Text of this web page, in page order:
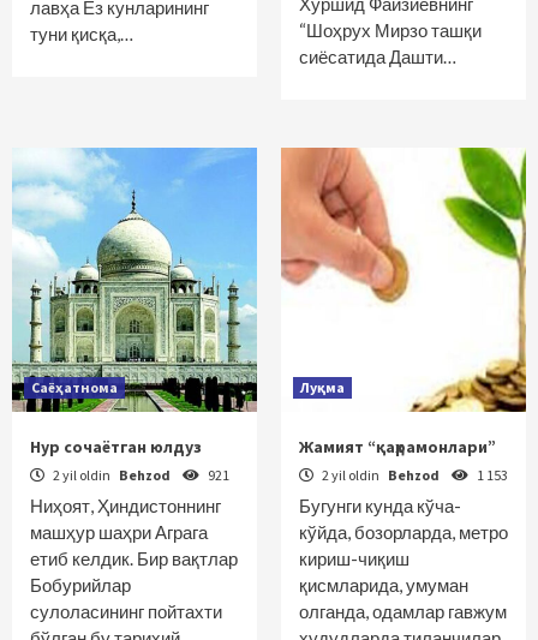
лавҳа Ёз кунларининг
туни қисқа,…
“Шоҳрух Мирзо ташқи
сиёсатида Дашти…
Саёҳатнома
Нур сочаётган юлдуз
2 yil oldin Behzod 921
Ниҳоят, Ҳиндистоннинг
машҳур шаҳри Аграга
етиб келдик. Бир вақтлар
Бобурийлар
сулоласининг пойтахти
Луқма
Жамият “қаҳрамонлари”
2 yil oldin Behzod 1 153
Бугунги кунда кўча-
кўйда, бозорларда, метро
кириш-чиқиш
қисмларида, умуман
олганда, одамлар гавжум